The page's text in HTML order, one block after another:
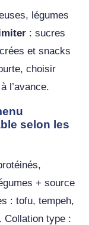
légumes
: sucres
et snacks
choisir
l’avance.
selon les
+ source
: tofu, tempeh,
Collation type :